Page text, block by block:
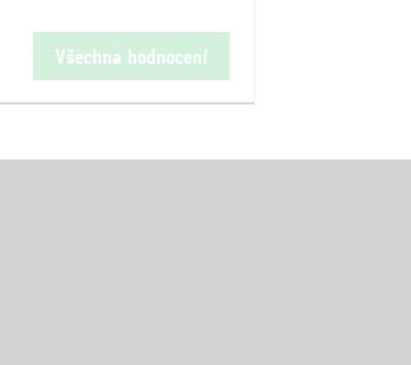
Všechna hodnocení